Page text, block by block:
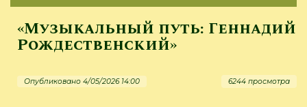
«Музыкальный путь: Геннадий
Рождественский»
Опубликовано 4/05/2026 14:00 6244 просмотра